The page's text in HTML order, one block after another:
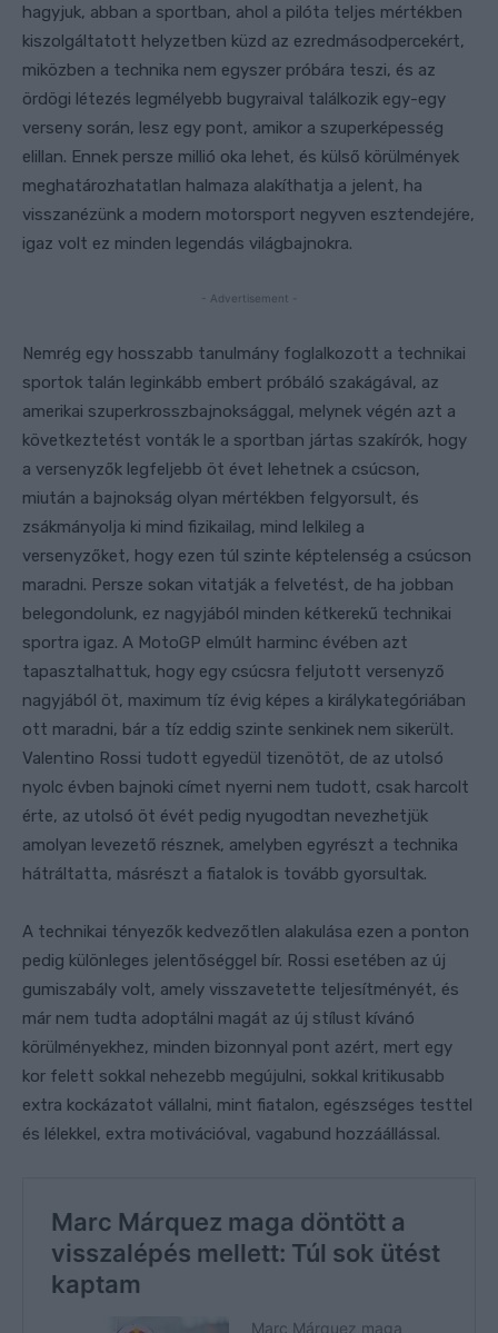
hagyjuk, abban a sportban, ahol a pilóta teljes mértékben
kiszolgáltatott helyzetben küzd az ezredmásodpercekért,
miközben a technika nem egyszer próbára teszi, és az
ördögi létezés legmélyebb bugyraival találkozik egy-egy
verseny során, lesz egy pont, amikor a szuperképesség
elillan. Ennek persze millió oka lehet, és külső körülmények
meghatározhatatlan halmaza alakíthatja a jelent, ha
visszanézünk a modern motorsport negyven esztendejére,
igaz volt ez minden legendás világbajnokra.
- Advertisement -
Nemrég egy hosszabb tanulmány foglalkozott a technikai
sportok talán leginkább embert próbáló szakágával, az
amerikai szuperkrosszbajnoksággal, melynek végén azt a
következtetést vonták le a sportban jártas szakírók, hogy
a versenyzők legfeljebb öt évet lehetnek a csúcson,
miután a bajnokság olyan mértékben felgyorsult, és
zsákmányolja ki mind fizikailag, mind lelkileg a
versenyzőket, hogy ezen túl szinte képtelenség a csúcson
maradni. Persze sokan vitatják a felvetést, de ha jobban
belegondolunk, ez nagyjából minden kétkerekű technikai
sportra igaz. A MotoGP elmúlt harminc évében azt
tapasztalhattuk, hogy egy csúcsra feljutott versenyző
nagyjából öt, maximum tíz évig képes a királykategóriában
ott maradni, bár a tíz eddig szinte senkinek nem sikerült.
Valentino Rossi tudott egyedül tizenötöt, de az utolsó
nyolc évben bajnoki címet nyerni nem tudott, csak harcolt
érte, az utolsó öt évét pedig nyugodtan nevezhetjük
amolyan levezető résznek, amelyben egyrészt a technika
hátráltatta, másrészt a fiatalok is tovább gyorsultak.
A technikai tényezők kedvezőtlen alakulása ezen a ponton
pedig különleges jelentőséggel bír. Rossi esetében az új
gumiszabály volt, amely visszavetette teljesítményét, és
már nem tudta adoptálni magát az új stílust kívánó
körülményekhez, minden bizonnyal pont azért, mert egy
kor felett sokkal nehezebb megújulni, sokkal kritikusabb
extra kockázatot vállalni, mint fiatalon, egészséges testtel
és lélekkel, extra motivációval, vagabund hozzáállással.